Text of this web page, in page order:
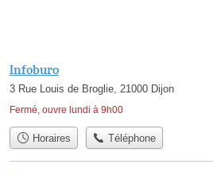
Infoburo
3 Rue Louis de Broglie, 21000 Dijon
Fermé, ouvre lundi à 9h00
Horaires Téléphone